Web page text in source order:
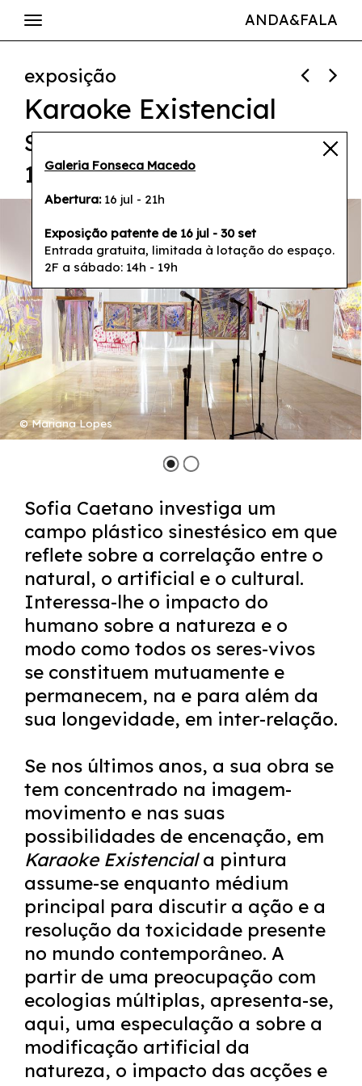
ANDA&FALA
exposição
Karaoke Existencial
Sofia Caetano
16 jul - 21h
©️ Mariana Lopes
Sofia Caetano investiga um
campo plástico sinestésico em que
reflete sobre a correlação entre o
natural, o artificial e o cultural.
Interessa-lhe o impacto do
humano sobre a natureza e o
modo como todos os seres-vivos
se constituem mutuamente e
permanecem, na e para além da
sua longevidade, em inter-relação.
Se nos últimos anos, a sua obra se
tem concentrado na imagem-
movimento e nas suas
possibilidades de encenação, em
Karaoke Existenciala pintura
assume-se enquanto médium
principal para discutir a ação e a
resolução da toxicidade presente
no mundo contemporâneo. A
partir de uma preocupação com
ecologias múltiplas, apresenta-se,
aqui, uma especulação a sobre a
modificação artificial da
natureza, o impacto das acções e
Galeria Fonseca Macedo
Abertura:16 jul - 21h
Exposição patente de 16 jul - 30 set
Entrada gratuita, limitada à lotação do espaço.
2F a sábado: 14h - 19h